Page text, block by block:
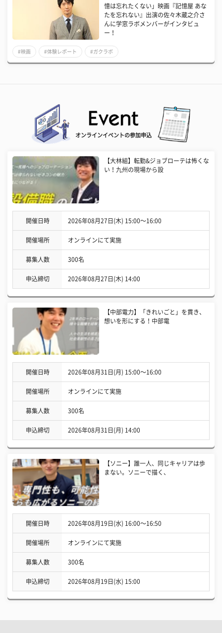
憶は忘れたくない」映画『記憶屋 あな
たを忘れない』出演の佐々木蔵之介さ
んに学窓ラボメンバーがインタビュ
ー！
#映画 #体験レポート #ガクラボ
オンラインイベントの参加申込
【大林組】転勤&ジョブローテは怖くな
い！九州の現場から設
開催日時 2026年08月27日(木) 15:00〜16:00
開催場所 オンラインにて実施
募集人数 300名
申込締切 2026年08月27日(木) 14:00
【中部電力】「きれいごと」を貫き、
想いを形にする！中部電
開催日時 2026年08月31日(月) 15:00〜16:00
開催場所 オンラインにて実施
募集人数 300名
申込締切 2026年08月31日(月) 14:00
【ソニー】誰一人、同じキャリアは歩
まない。ソニーで描く、
開催日時 2026年08月19日(水) 16:00〜16:50
開催場所 オンラインにて実施
募集人数 300名
申込締切 2026年08月19日(水) 15:00